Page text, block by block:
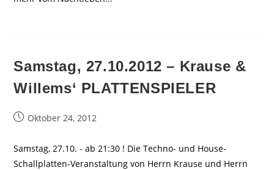
Samstag, 27.10.2012 – Krause &
Willems‘ PLATTENSPIELER
BeitragOktober 24, 2012
Samstag, 27.10. - ab 21:30 ! Die Techno- und House-
Schallplatten-Veranstaltung von Herrn Krause und Herrn